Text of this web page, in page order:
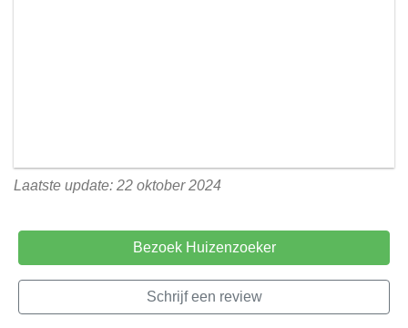
Laatste update: 22 oktober 2024
Bezoek Huizenzoeker
Schrijf een review